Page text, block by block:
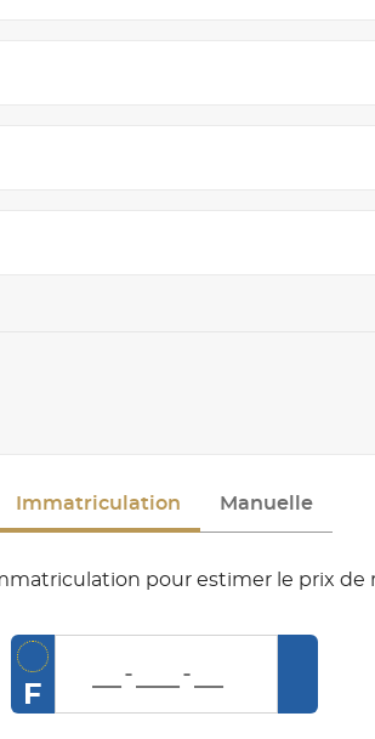
Immatriculation Manuelle
pour estimer le prix de
F